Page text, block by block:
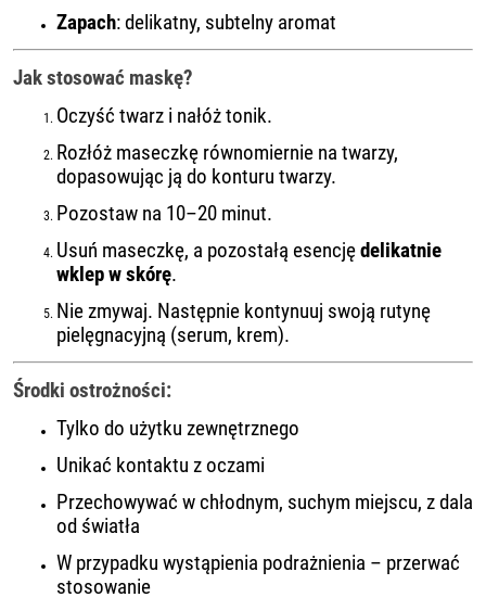
Zapach: delikatny, subtelny aromat
Jak stosować maskę?
Oczyść twarz i nałóż tonik.
Rozłóż maseczkę równomiernie na twarzy,
dopasowując ją do konturu twarzy.
Pozostaw na 10–20 minut.
Usuń maseczkę, a pozostałą esencjędelikatnie
wklep w skórę.
Nie zmywaj. Następnie kontynuuj swoją rutynę
pielęgnacyjną (serum, krem).
Środki ostrożności:
Tylko do użytku zewnętrznego
Unikać kontaktu z oczami
Przechowywać w chłodnym, suchym miejscu, z dala
od światła
W przypadku wystąpienia podrażnienia – przerwać
stosowanie